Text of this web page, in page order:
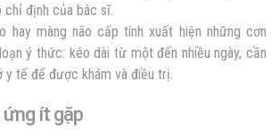
chỉ định của bác sĩ.
hay màng não cấp tính xuất hiện những cơn
ý thức: kéo dài từ một đến nhiều ngày, cần
y tế để được khám và điều trị.
ứng ít gặp